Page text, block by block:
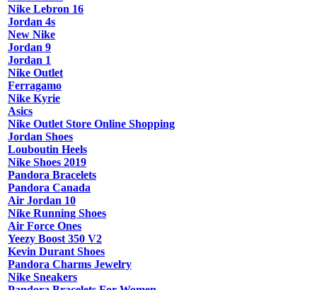
Nike Lebron 16
Jordan 4s
New Nike
Jordan 9
Jordan 1
Nike Outlet
Ferragamo
Nike Kyrie
Asics
Nike Outlet Store Online Shopping
Jordan Shoes
Louboutin Heels
Nike Shoes 2019
Pandora Bracelets
Pandora Canada
Air Jordan 10
Nike Running Shoes
Air Force Ones
Yeezy Boost 350 V2
Kevin Durant Shoes
Pandora Charms Jewelry
Nike Sneakers